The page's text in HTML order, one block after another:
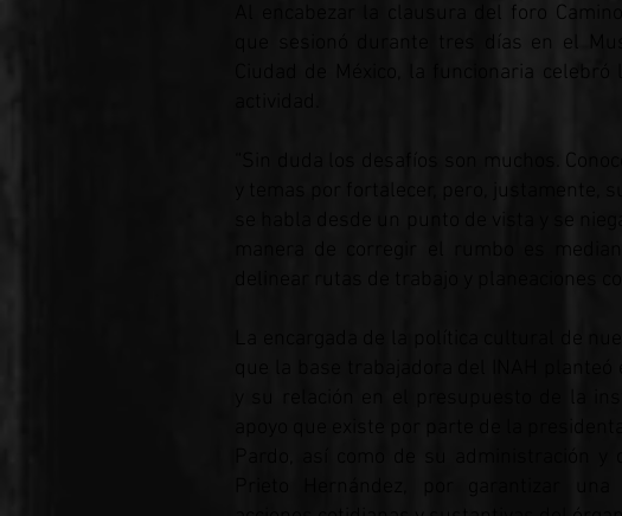
Al encabezar la clausura del foro
que sesionó durante tres días en el
Ciudad de México, la funcionaria
“Sin duda los desafíos son muchos.
y temas por fortalecer, pero, justamente,
se habla desde un punto de vista y se
manera de corregir el rumbo es
La encargada de la política cultural de
que la base trabajadora del INAH
y su relación en el presupuesto de la
apoyo que existe por parte de la
Pardo, así como de su administración
Prieto Hernández, por garantizar